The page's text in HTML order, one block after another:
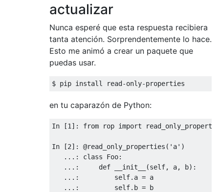
actualizar
Nunca esperé que esta respuesta recibiera
tanta atención. Sorprendentemente lo hace.
Esto me animó a crear un paquete que
puedas usar.
$ pip install read-only-properties
en tu caparazón de Python:
In [1 ]: from rop import
In [2]: @read_only_properties ( 'a' )
...:
class Foo:
...:
def __init__ (self, a, b):
...:
         self
. a = a
...:
         self
. b = b